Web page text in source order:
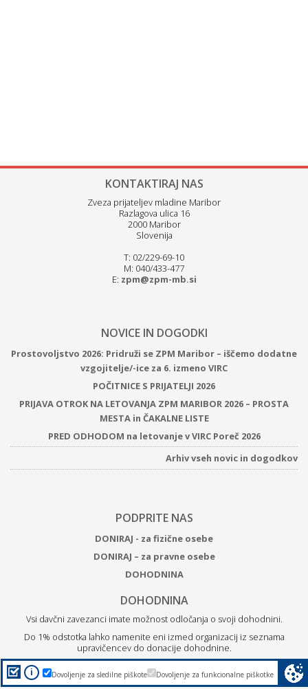
KONTAKTIRAJ NAS
Zveza prijateljev mladine Maribor
Razlagova ulica 16
2000 Maribor
Slovenija
T: 02/229-69-10
M: 040/433-477
E: zpm@zpm-mb.si
NOVICE IN DOGODKI
Prostovoljstvo 2026: Pridruži se ZPM Maribor – iščemo dodatne
vzgojitelje/-ice za 6. izmeno VIRC
POČITNICE S PRIJATELJI 2026
PRIJAVA OTROK NA LETOVANJA ZPM MARIBOR 2026 – PROSTA
MESTA in ČAKALNE LISTE
PRED ODHODOM na letovanje v VIRC Poreč 2026
Arhiv vseh novic in dogodkov
PODPRITE NAS
DONIRAJ - za fizične osebe
DONIRAJ – za pravne osebe
DOHODNINA
DOHODNINA
Vsi davčni zavezanci imate možnost odločanja o svoji dohodnini.
Do 1% odstotka lahko namenite eni izmed organizacij iz seznama
upravičencev do donacije dohodnine.
Z donacijo ZPM Maribor boste podprli brezplačne programe
za otroke, mlade in družine.
Dovoljenje za funkcionalne piškotke
Dovoljenje za sledilne piškote
i